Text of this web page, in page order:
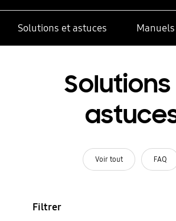
Solutions et astuces
Voir tout FAQ
Filtrer